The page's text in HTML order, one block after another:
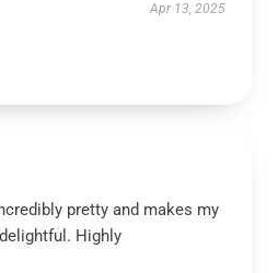
Apr 13, 2025
pretty and makes my
Highly